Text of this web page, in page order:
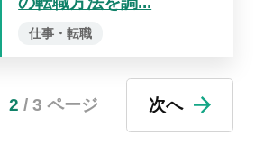
仕事・転職
2 / 3 ページ 次へ